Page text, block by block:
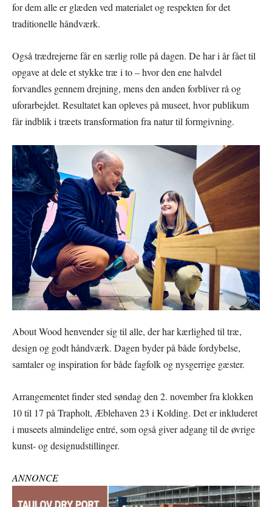
for dem alle er glæden ved materialet og respekten for det
traditionelle håndværk.
Også trædrejerne får en særlig rolle på dagen. De har i år fået til
opgave at dele et stykke træ i to – hvor den ene halvdel
forvandles gennem drejning, mens den anden forbliver rå og
uforarbejdet. Resultatet kan opleves på museet, hvor publikum
får indblik i træets transformation fra natur til formgivning.
About Wood henvender sig til alle, der har kærlighed til træ,
design og godt håndværk. Dagen byder på både fordybelse,
samtaler og inspiration for både fagfolk og nysgerrige gæster.
Arrangementet finder sted søndag den 2. november fra klokken
10 til 17 på Trapholt, Æblehaven 23 i Kolding. Det er inkluderet
i museets almindelige entré, som også giver adgang til de øvrige
kunst- og designudstillinger.
ANNONCE